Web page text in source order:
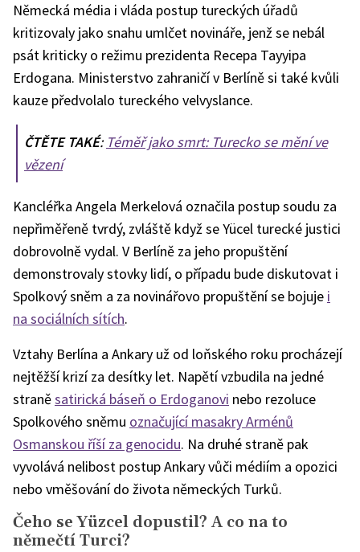
Německá média i vláda postup tureckých úřadů
kritizovaly jako snahu umlčet novináře, jenž se nebál
psát kriticky o režimu prezidenta Recepa Tayyipa
Erdogana. Ministerstvo zahraničí v Berlíně si také kvůli
kauze předvolalo tureckého velvyslance.
ČTĚTE TAKÉ: Téměř jako smrt: Turecko se mění ve
vězení
Kancléřka Angela Merkelová označila postup soudu za
nepřiměřeně tvrdý, zvláště když se Yücel turecké justici
dobrovolně vydal. V Berlíně za jeho propuštění
demonstrovaly stovky lidí, o případu bude diskutovat i
Spolkový sněm a za novinářovo propuštění se bojuje i
na sociálních sítích.
Vztahy Berlína a Ankary už od loňského roku procházejí
nejtěžší krizí za desítky let. Napětí vzbudila na jedné
straněsatirická báseň o Erdoganovi nebo rezoluce
Spolkového sněmu označující masakry Arménů
Osmanskou říší za genocidu. Na druhé straně pak
vyvolává nelibost postup Ankary vůči médiím a opozici
nebo vměšování do života německých Turků.
Čeho se Yüzcel dopustil? A co na to
němečtí Turci?